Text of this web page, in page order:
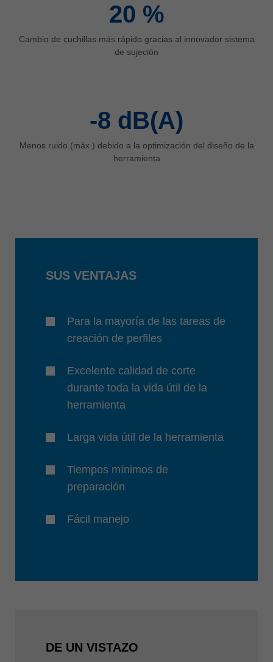
20 %
Cambio de cuchillas más rápido gracias al innovador sistema
de sujeción
-8 dB(A)
Menos ruido (máx.) debido a la optimización del diseño de la
herramienta
SUS VENTAJAS
Para la mayoría de las tareas de
creación de perfiles
Excelente calidad de corte
durante toda la vida útil de la
herramienta
Larga vida útil de la herramienta
Tiempos mínimos de
preparación
Fácil manejo
DE UN VISTAZO